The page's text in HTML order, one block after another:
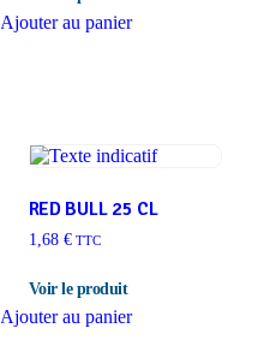
Ajouter au panier
RED BULL 25 CL
1,68 €TTC
Ajouter au panier